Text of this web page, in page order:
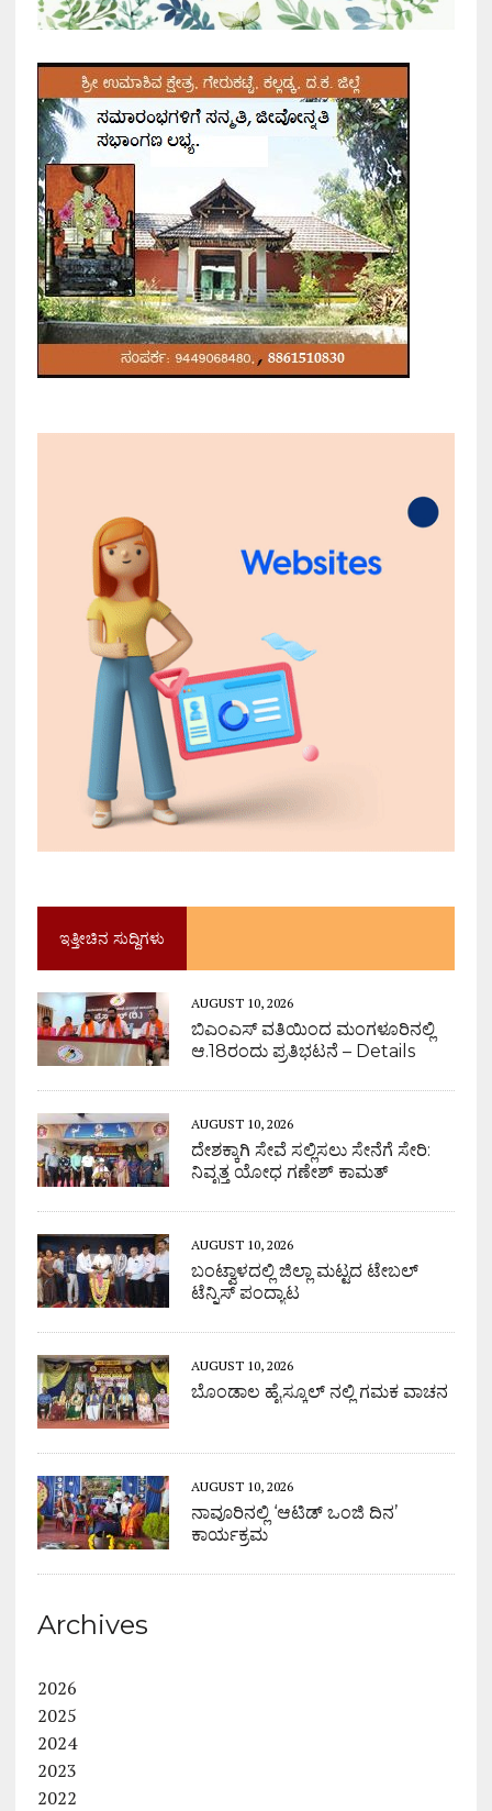
ಇತ್ತೀಚಿನ ಸುದ್ದಿಗಳು
AUGUST 10, 2026
ಬಿಎಂಎಸ್ ವತಿಯಿಂದ ಮಂಗಳೂರಿನಲ್ಲಿ
ಆ.18ರಂದು ಪ್ರತಿಭಟನೆ – Details
AUGUST 10, 2026
ದೇಶಕ್ಕಾಗಿ ಸೇವೆ ಸಲ್ಲಿಸಲು ಸೇನೆಗೆ ಸೇರಿ:
ನಿವೃತ್ತ ಯೋಧ ಗಣೇಶ್ ಕಾಮತ್
AUGUST 10, 2026
ಬಂಟ್ವಾಳದಲ್ಲಿ ಜಿಲ್ಲಾ ಮಟ್ಟದ ಟೇಬಲ್
ಟೆನ್ನಿಸ್ ಪಂದ್ಯಾಟ
AUGUST 10, 2026
ಬೊಂಡಾಲ ಹೈಸ್ಕೂಲ್ ನಲ್ಲಿ ಗಮಕ ವಾಚನ
AUGUST 10, 2026
ನಾವೂರಿನಲ್ಲಿ ‘ಆಟಿಡ್ ಒಂಜಿ ದಿನ’
ಕಾರ್ಯಕ್ರಮ
Archives
2026
2025
2024
2023
2022